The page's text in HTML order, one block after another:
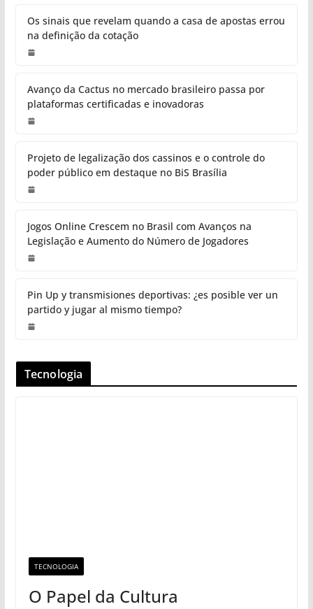
Os sinais que revelam quando a casa de apostas errou
na definição da cotação
Avanço da Cactus no mercado brasileiro passa por
plataformas certificadas e inovadoras
Projeto de legalização dos cassinos e o controle do
poder público em destaque no BiS Brasília
Jogos Online Crescem no Brasil com Avanços na
Legislação e Aumento do Número de Jogadores
Pin Up y transmisiones deportivas: ¿es posible ver un
partido y jugar al mismo tiempo?
Tecnologia
TECNOLOGIA
O Papel da Cultura